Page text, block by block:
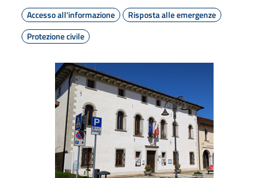
Accesso all'informazione
Risposta alle emergenze
Protezione civile